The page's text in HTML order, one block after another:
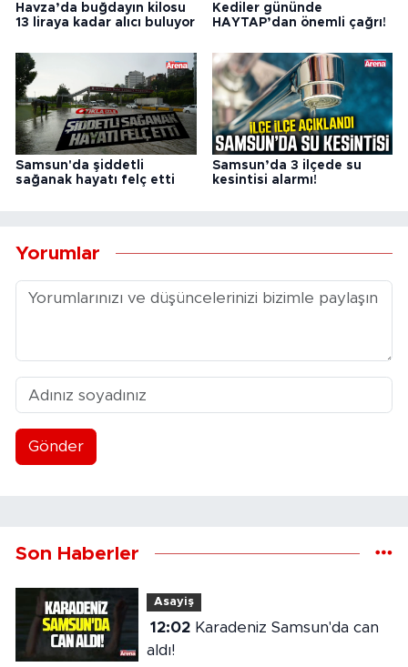
Havza’da buğdayın kilosu
13 liraya kadar alıcı buluyor
Kediler gününde
HAYTAP’dan önemli çağrı!
Samsun'da şiddetli
sağanak hayatı felç etti
Samsun’da 3 ilçede su
kesintisi alarmı!
Yorumlar
Gönder
Son Haberler
Asayiş
12:02Karadeniz Samsun'da can
aldı!